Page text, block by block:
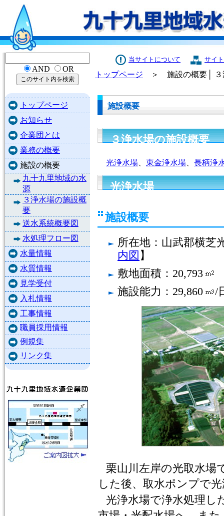
AND OR
トップページ
お知らせ
企業団とは
業務の概要
施設の概要
九十九里地域の水
源
３浄水場の施設概
要
送水系統概要図
水処理フロー図
水量情報
水質情報
見学受付
入札情報
工事情報
職員採用情報
例規集
リンク集
当サイトについて サイ
トップページ ＞ 施設の概要│ ３
施設概要
３浄水場の施設概要
光浄水場 東金浄水場 長柄浄
光浄水場
施設概要
所在地：山武郡横
内図 】
敷地面積：20,793
施設能力：29,860
/
栗山川左岸の光取水場
した後、取水ポンプで
光浄水場で浄水処理し